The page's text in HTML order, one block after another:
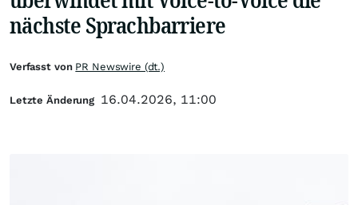
nächste Sprachbarriere
Verfasst von PR Newswire (dt.)
Letzte Änderung 16.04.2026, 11:00